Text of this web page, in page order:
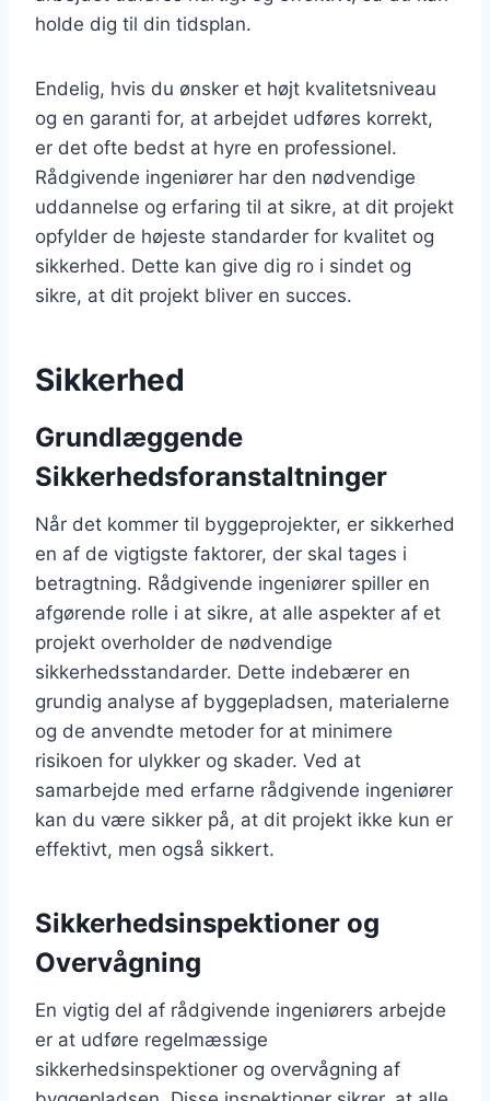
holde dig til din tidsplan.
Endelig, hvis du ønsker et højt kvalitetsniveau
og en garanti for, at arbejdet udføres korrekt,
er det ofte bedst at hyre en professionel.
Rådgivende ingeniører har den nødvendige
uddannelse og erfaring til at sikre, at dit projekt
opfylder de højeste standarder for kvalitet og
sikkerhed. Dette kan give dig ro i sindet og
sikre, at dit projekt bliver en succes.
Sikkerhed
Grundlæggende
Sikkerhedsforanstaltninger
Når det kommer til byggeprojekter, er sikkerhed
en af de vigtigste faktorer, der skal tages i
betragtning. Rådgivende ingeniører spiller en
afgørende rolle i at sikre, at alle aspekter af et
projekt overholder de nødvendige
sikkerhedsstandarder. Dette indebærer en
grundig analyse af byggepladsen, materialerne
og de anvendte metoder for at minimere
risikoen for ulykker og skader. Ved at
samarbejde med erfarne rådgivende ingeniører
kan du være sikker på, at dit projekt ikke kun er
effektivt, men også sikkert.
Sikkerhedsinspektioner og
Overvågning
En vigtig del af rådgivende ingeniørers arbejde
er at udføre regelmæssige
sikkerhedsinspektioner og overvågning af